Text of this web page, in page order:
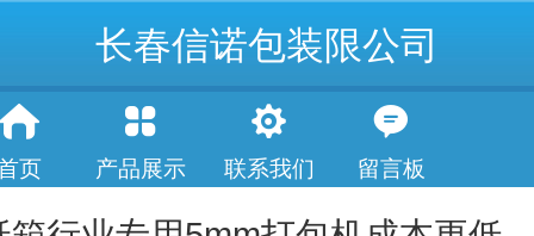
长春信诺包装限公司
页 产品展示 联系我们 留言板